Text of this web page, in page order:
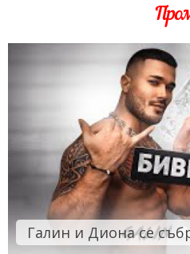
Галин и Диона се